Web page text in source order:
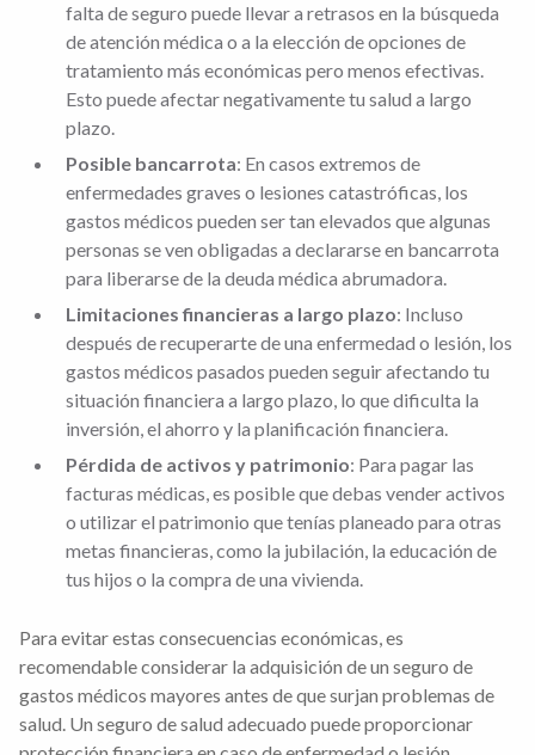
falta de seguro puede llevar a retrasos en la búsqueda
de atención médica o a la elección de opciones de
tratamiento más económicas pero menos efectivas.
Esto puede afectar negativamente tu salud a largo
plazo.
Posible bancarrota: En casos extremos de
enfermedades graves o lesiones catastróficas, los
gastos médicos pueden ser tan elevados que algunas
personas se ven obligadas a declararse en bancarrota
para liberarse de la deuda médica abrumadora.
Limitaciones financieras a largo plazo: Incluso
después de recuperarte de una enfermedad o lesión, los
gastos médicos pasados pueden seguir afectando tu
situación financiera a largo plazo, lo que dificulta la
inversión, el ahorro y la planificación financiera.
Pérdida de activos y patrimonio: Para pagar las
facturas médicas, es posible que debas vender activos
o utilizar el patrimonio que tenías planeado para otras
metas financieras, como la jubilación, la educación de
tus hijos o la compra de una vivienda.
Para evitar estas consecuencias económicas, es
recomendable considerar la adquisición de un seguro de
gastos médicos mayores antes de que surjan problemas de
salud. Un seguro de salud adecuado puede proporcionar